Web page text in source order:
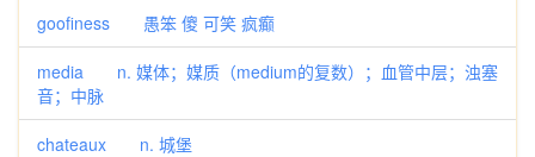
goofiness 愚笨 傻 可笑 疯癫
media n. 媒体；媒质（medium的复数）；血管中层；浊塞
音；中脉
chateaux n. 城堡